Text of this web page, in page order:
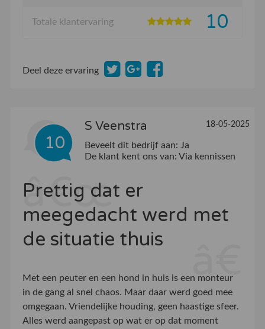
Totale klantervaring 10
Deel deze ervaring
10
S Veenstra 18-05-2025
Beveelt dit bedrijf aan: Ja
De klant kent ons van: Via kennissen
Prettig dat er
meegedacht werd met
de situatie thuis
Met een peuter en een hond in huis is een monteur
in de gang al snel chaos. Maar daar werd goed mee
omgegaan. Vriendelijke houding, geen haastige sfeer.
Alles werd aangepast op wat er op dat moment